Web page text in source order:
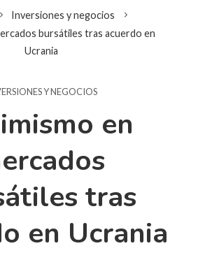
Inversiones y negocios
bursátiles tras acuerdo en
Ucrania
Y NEGOCIOS
en
tras
en Ucrania